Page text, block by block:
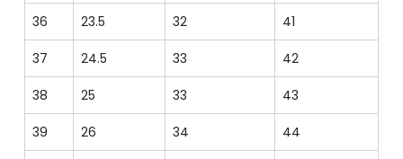
36 23.5 32 41
37 24.5 33 42
38 25 33 43
39 26 34 44